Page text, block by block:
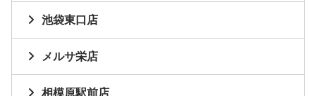
池袋東口店
メルサ栄店
相模原駅前店